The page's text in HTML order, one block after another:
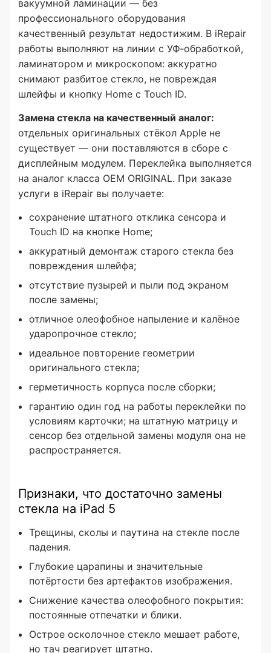
вакуумной ламинации — без
профессионального оборудования
качественный результат недостижим. В iRepair
работы выполняют на линии с УФ‑обработкой,
ламинатором и микроскопом: аккуратно
снимают разбитое стекло, не повреждая
шлейфы и кнопку Home с Touch ID.
Замена стекла на качественный аналог:
отдельных оригинальных стёкол Apple не
существует — они поставляются в сборе с
дисплейным модулем. Переклейка выполняется
на аналог класса OEM ORIGINAL. При заказе
услуги в iRepair вы получаете:
сохранение штатного отклика сенсора и
Touch ID на кнопке Home;
аккуратный демонтаж старого стекла без
повреждения шлейфа;
отсутствие пузырей и пыли под экраном
после замены;
отличное олеофобное напыление и калёное
ударопрочное стекло;
идеальное повторение геометрии
оригинального стекла;
герметичность корпуса после сборки;
гарантию один год на работы переклейки по
условиям карточки; на штатную матрицу и
сенсор без отдельной замены модуля она не
распространяется.
Признаки, что достаточно замены
стекла на iPad 5
Трещины, сколы и паутина на стекле после
падения.
Глубокие царапины и значительные
потёртости без артефактов изображения.
Снижение качества олеофобного покрытия:
постоянные отпечатки и блики.
Острое осколочное стекло мешает работе,
но тач реагирует штатно.